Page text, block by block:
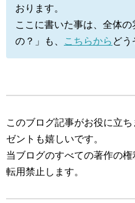
おります。
ここに書いた事は、全体
の？」も、
こちらから どう
このブログ記事がお役に立ち
ゼントも嬉しいです。
当ブログのすべての著作の
転用禁止します。